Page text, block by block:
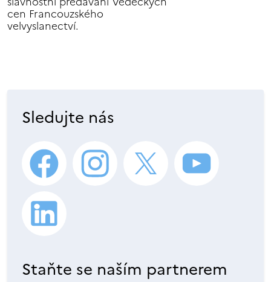
cen Francouzského
velvyslanectví.
Sledujte nás
Staňte se naším partnerem